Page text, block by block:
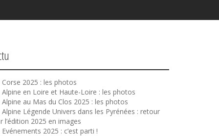
Corse 2025 : les photos
Alpine en Loire et Haute-Loire : les photos
Alpine au Mas du Clos 2025 : les photos
Alpine Légende Univers dans les Pyrénées : retour
l’édition 2025 en images
Evénements 2025 : c’est parti !